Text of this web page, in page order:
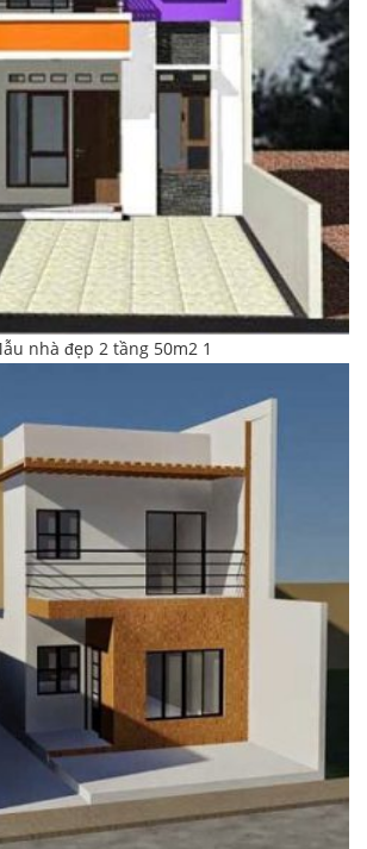
nhà đẹp 2 tầng 50m2 1